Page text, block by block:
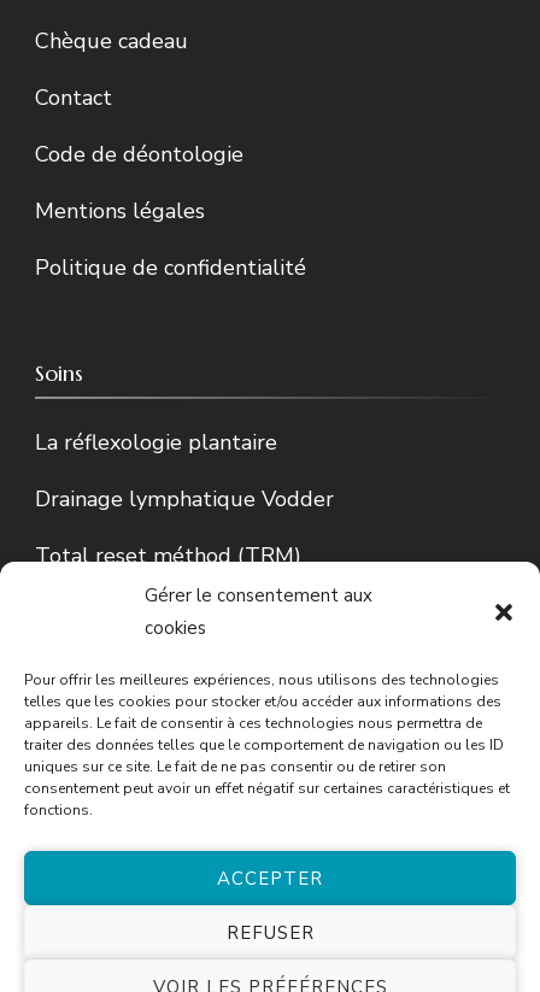
Gérer le consentement aux
cookies
Pour offrir les meilleures expériences, nous utilisons des technologies
telles que les cookies pour stocker et/ou accéder aux informations des
appareils. Le fait de consentir à ces technologies nous permettra de
traiter des données telles que le comportement de navigation ou les ID
uniques sur ce site. Le fait de ne pas consentir ou de retirer son
consentement peut avoir un effet négatif sur certaines caractéristiques et
fonctions.
ACCEPTER
REFUSER
VOIR LES PRÉFÉRENCES
Chèque cadeau
Contact
Code de déontologie
Mentions légales
Politique de confidentialité
Soins
La réflexologie plantaire
Drainage lymphatique Vodder
Total reset méthod (TRM)
Conseils en phytothérapie
© Copyright 2026Cécile Tourneau. Tous droits
réservés.
Blossom Spa | Développé parBlossom